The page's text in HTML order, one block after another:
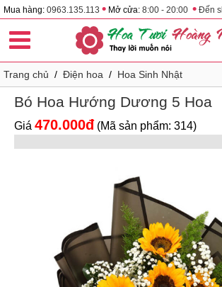
Mua hàng: 0963.135.113 • Mở cửa: 8:00 - 20:00 • Đến
Trang chủ / Điện hoa / Hoa Sinh Nhật
Bó Hoa Hướng Dương 5 Hoa
Giá 470.000đ (Mã sản phẩm: 314)